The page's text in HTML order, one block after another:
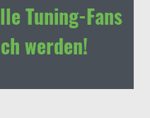
Tuning-Fans
werden!